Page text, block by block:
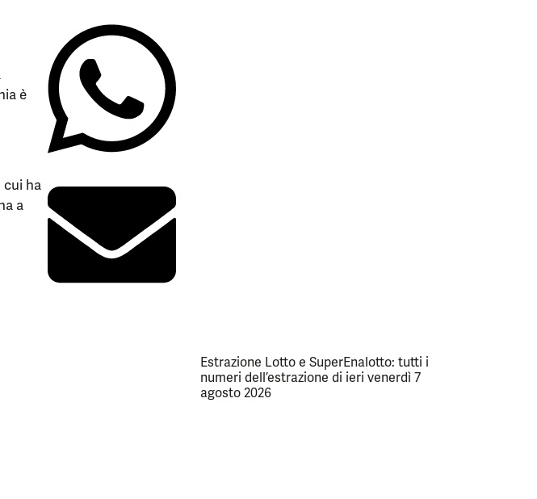
è
cui ha
a
Estrazione Lotto e SuperEnalotto: tutti i
numeri dell’estrazione di ieri venerdì 7
agosto 2026